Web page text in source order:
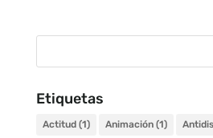
Etiquetas
Actitud(1) Animación(1)